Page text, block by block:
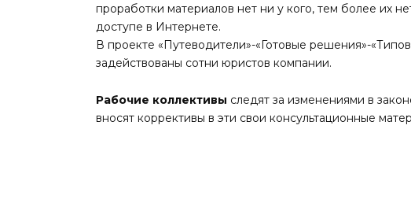
проработки материалов нет ни у кого, тем более их
доступе в Интернете.
В проекте «Путеводители»-«Готовые решения»-
задействованы сотни юристов компании.
Рабочие коллективы следят за изменениями в
вносят коррективы в эти свои консультационные